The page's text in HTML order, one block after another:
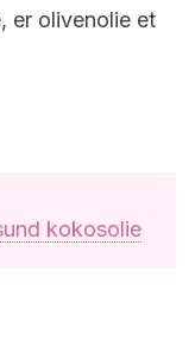
er olivenolie et
kokosolie